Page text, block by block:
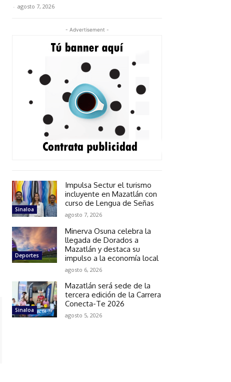
- agosto 7, 2026
- Advertisement -
Sinaloa
Impulsa Sectur el turismo
incluyente en Mazatlán con
curso de Lengua de Señas
agosto 7, 2026
Deportes
Minerva Osuna celebra la
llegada de Dorados a
Mazatlán y destaca su
impulso a la economía local
agosto 6, 2026
Sinaloa
Mazatlán será sede de la
tercera edición de la Carrera
Conecta-Te 2026
agosto 5, 2026